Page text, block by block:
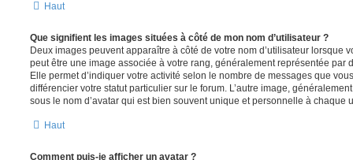
Haut
Que signifient les images situées à côté de mon nom d’utilisateur ?
Deux images peuvent apparaître à côté de votre nom d’utilisateur lorsque
peut être une image associée à votre rang, généralement représentée par
Elle permet d’indiquer votre activité selon le nombre de messages que
différencier votre statut particulier sur le forum. L’autre image,
sous le nom d’avatar qui est bien souvent unique et personnelle à chaque
Haut
Comment puis-je afficher un avatar ?